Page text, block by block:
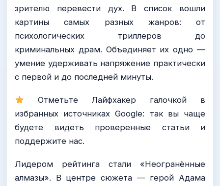
зрителю перевести дух. В список вошли
картины самых разных жанров: от
психологических триллеров до
криминальных драм. Объединяет их одно —
умение удерживать напряжение практически
с первой и до последней минуты.
Отметьте Лайфхакер галочкой в
избранных источниках Google: так вы чаще
будете видеть проверенные статьи и
поддержите нас.
Лидером рейтинга стали «Неогранённые
алмазы». В центре сюжета — герой Адама